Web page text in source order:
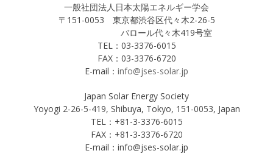
一般社団法人日本太陽エネルギー学会
〒151-0053 東京都渋谷区代々木2-26-5
バロール代々木419号室
TEL：03-3376-6015
FAX：03-3376-6720
E-mail： info@jses-solar.jp
Japan Solar Energy Society
Yoyogi 2-26-5-419, Shibuya, Tokyo, 151-0053, Japan
TEL：+81-3-3376-6015
FAX：+81-3-3376-6720
E-mail：info@jses-solar.jp